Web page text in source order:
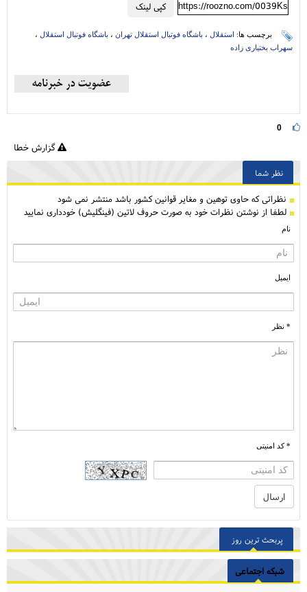
کپی لینک https://roozno.com/0039Ks
برچسب ها: استقلال ، باشگاه فوتبال استقلال تهران ، باشگاه فوتبال استقلال ،
سهراب بختیاری زاده
0
گزارش خطا
نظر شما
نظراتی كه حاوی توهین و مغایر قوانین کشور باشد منتشر نمی شود
لطفا از نوشتن نظرات خود به صورت حروف لاتین (فینگلیش) خودداری نمایید
نام
ایمیل
* نظر
* کد امنیتی
پربحث ترین روز
شبکه اجتماعی